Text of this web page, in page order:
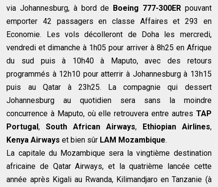
via Johannesburg, à bord de Boeing 777-300ERpouvant
emporter 42 passagers en classe Affaires et 293 en
Economie. Les vols décolleront de Doha les mercredi,
vendredi et dimanche à 1h05 pour arriver à 8h25 en Afrique
du sud puis à 10h40 à Maputo, avec des retours
programmés à 12h10 pour atterrir à Johannesburg à 13h15
puis au Qatar à 23h25. La compagnie qui dessert
Johannesburg au quotidien sera sans la moindre
concurrence à Maputo, où elle retrouvera entre autres TAP
Portugal,South African Airways, Ethiopian Airlines,
Kenya Airways et bien sûr LAM Mozambique.
La capitale du Mozambique sera la vingtième destination
africaine de Qatar Airways, et la quatrième lancée cette
année après Kigali au Rwanda, Kilimandjaro en Tanzanie (à